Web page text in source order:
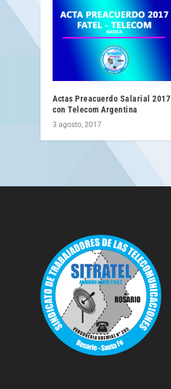
Actas Preacuerdo Salarial 2017
con Telecom Argentina
3 agosto, 2017